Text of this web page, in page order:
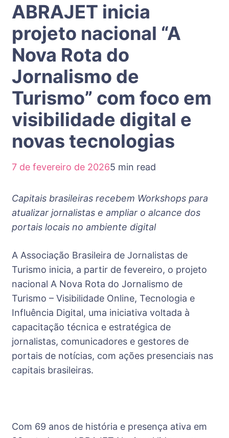
ABRAJET inicia
projeto nacional “A
Nova Rota do
Jornalismo de
Turismo” com foco em
visibilidade digital e
novas tecnologias
7 de fevereiro de 20265 min read
Capitais brasileiras recebem Workshops para
atualizar jornalistas e ampliar o alcance dos
portais locais no ambiente digital
A Associação Brasileira de Jornalistas de
Turismo inicia, a partir de fevereiro, o projeto
nacional A Nova Rota do Jornalismo de
Turismo – Visibilidade Online, Tecnologia e
Influência Digital, uma iniciativa voltada à
capacitação técnica e estratégica de
jornalistas, comunicadores e gestores de
portais de notícias, com ações presenciais nas
capitais brasileiras.
Com 69 anos de história e presença ativa em